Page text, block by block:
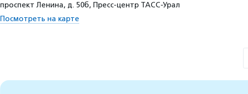
проспект Ленина, д. 50б, Пресс-центр ТАСС-Урал
Посмотреть на карте